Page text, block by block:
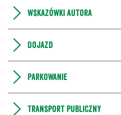
Wskazówki autora
Dojazd
Parkowanie
Transport publiczny